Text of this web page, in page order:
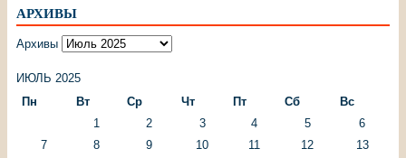
АРХИВЫ
Архивы
ИЮЛЬ 2025
Пн
Вт Ср Чт Пт Сб
Вс
1
2 3 4 5
6
7
8 9 10 11 12
13